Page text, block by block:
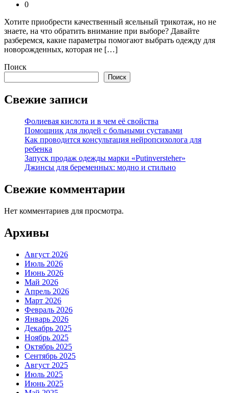
0
Хотите приобрести качественный ясельный трикотаж, но не
знаете, на что обратить внимание при выборе? Давайте
разберемся, какие параметры помогают выбрать одежду для
новорожденных, которая не […]
Поиск
Поиск
Свежие записи
Фолиевая кислота и в чем её свойства
Помощник для людей с больными суставами
Как проводится консультация нейропсихолога для
ребенка
Запуск продаж одежды марки «Putinversteher»
Джинсы для беременных: модно и стильно
Свежие комментарии
Нет комментариев для просмотра.
Архивы
Август 2026
Июль 2026
Июнь 2026
Май 2026
Апрель 2026
Март 2026
Февраль 2026
Январь 2026
Декабрь 2025
Ноябрь 2025
Октябрь 2025
Сентябрь 2025
Август 2025
Июль 2025
Июнь 2025